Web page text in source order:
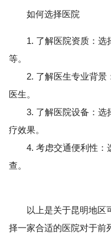
如何选择医院
1. 了解医院资质：选
等。
2. 了解医生专业背景
医生。
3. 了解医院设备：选
疗效果。
4. 考虑交通便利性：
查。
以上是关于昆明地区
择一家合适的医院对于前